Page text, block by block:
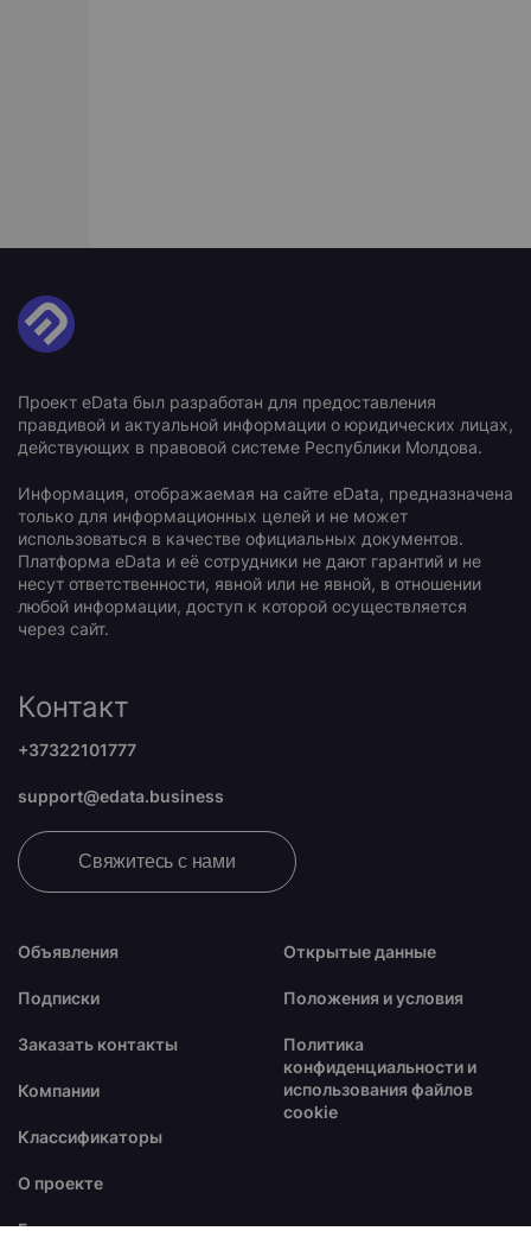
Проект eData был разработан для предоставления
правдивой и актуальной информации о юридических лицах,
действующих в правовой системе Республики Молдова.
Информация, отображаемая на сайте eData, предназначена
только для информационных целей и не может
использоваться в качестве официальных документов.
Платформа eData и её сотрудники не дают гарантий и не
несут ответственности, явной или не явной, в отношении
любой информации, доступ к которой осуществляется
через сайт.
Объявления
Подписки
Заказать контакты
Компании
Классификаторы
О проекте
Блог
Открытые данные
Положения и условия
Политика
конфиденциальности и
использования файлов
cookie
Контакт
+37322101777
support@edata.business
Свяжитесь с нами